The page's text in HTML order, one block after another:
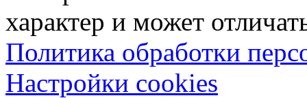
характер и может
Политика обработки
Настройки cookies